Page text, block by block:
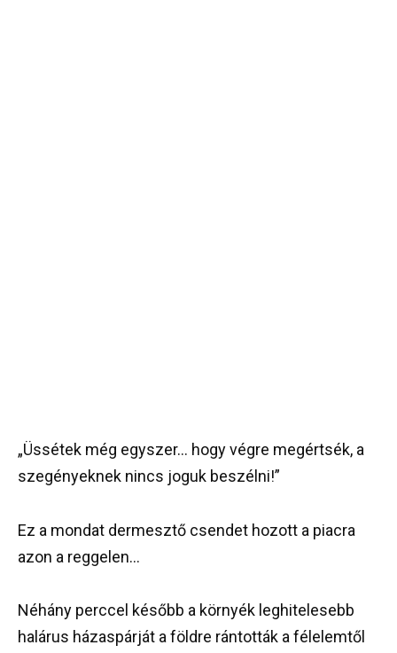
„Üssétek még egyszer… hogy végre megértsék, a
szegényeknek nincs joguk beszélni!”
Ez a mondat dermesztő csendet hozott a piacra
azon a reggelen…
Néhány perccel később a környék leghitelesebb
halárus házaspárját a földre rántották a félelemtől